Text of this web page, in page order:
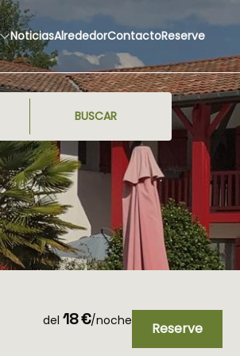
NoticiasAlrededorContactoReserve
BUSCAR
del18 €/noche Reserve